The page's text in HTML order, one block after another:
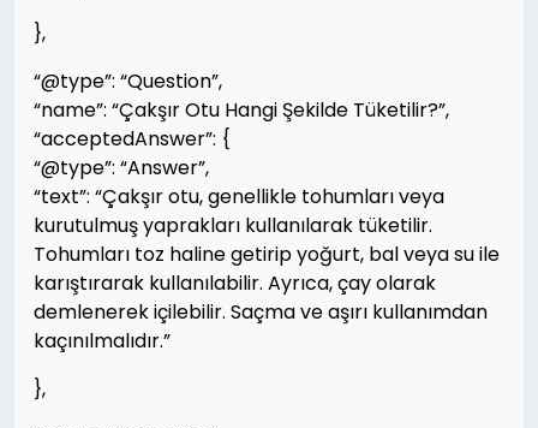
},
“@type”: “Question”,
“name”: “Çakşır Otu Hangi Şekilde Tüketilir?”,
“acceptedAnswer”: {
“@type”: “Answer”,
“text”: “Çakşır otu, genellikle tohumları veya
kurutulmuş yaprakları kullanılarak tüketilir.
Tohumları toz haline getirip yoğurt, bal veya su ile
karıştırarak kullanılabilir. Ayrıca, çay olarak
demlenerek içilebilir. Saçma ve aşırı kullanımdan
kaçınılmalıdır.”
},